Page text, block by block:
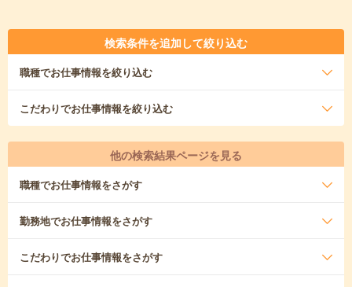
検索条件を追加して絞り込む
職種でお仕事情報を絞り込む
こだわりでお仕事情報を絞り込む
他の検索結果ページを見る
職種でお仕事情報をさがす
勤務地でお仕事情報をさがす
こだわりでお仕事情報をさがす